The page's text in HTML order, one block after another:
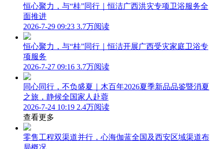
恒心聚力，与“桂”同行｜恒洁广西洪灾专项卫浴服务全
面推进
2026-7-29 09:23 3.7万阅读
恒心聚力，与“桂”同行｜恒洁开展广西受灾家庭卫浴专
项服务
2026-7-27 09:16 3.7万阅读
同心同行，不负盛夏｜木百年2026夏季新品品鉴暨消夏
之旅，静候全国家人赴蓉
2026-7-24 10:19 2.4万阅读
查看更多
零售工程双渠道并行，心海伽蓝全国及西安区域渠道布